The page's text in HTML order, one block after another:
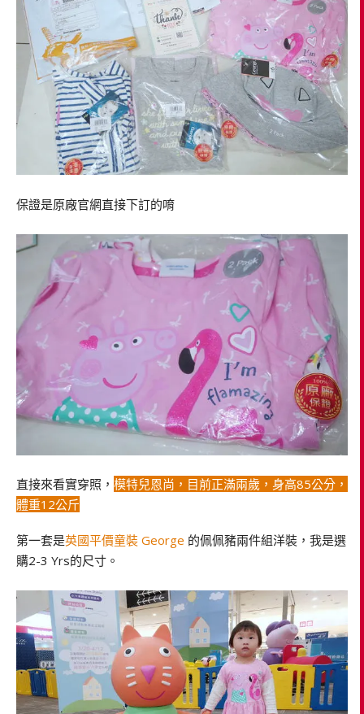
保證是原廠官網直接下訂的唷
直接來看實穿照， 模特兒恩尚，目前正滿兩歲，身高85公分，
體重12公斤
第一套是英國平價童裝 George 的佩佩豬兩件組洋裝，我是選
購2-3 Yrs的尺寸。